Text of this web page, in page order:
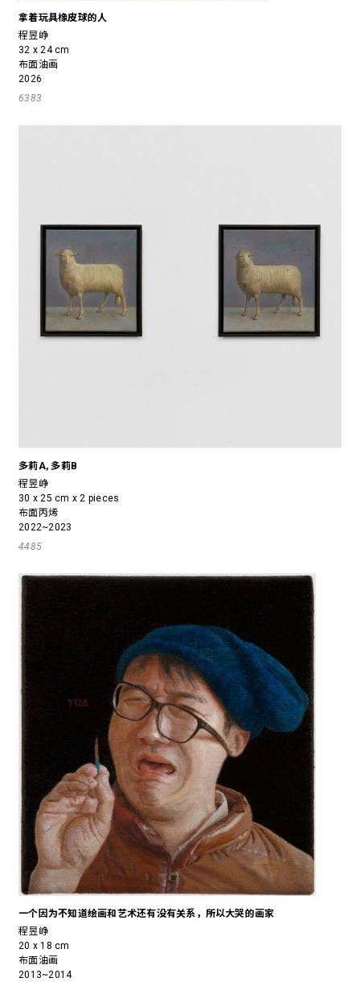
拿着玩具橡皮球的人
程昱峥
32 x 24 cm
布面油画
2026
6383
多莉A, 多莉B
程昱峥
30 x 25 cm x 2 pieces
布面丙烯
2022~2023
4485
一个因为不知道绘画和艺术还有没有关系，所以大哭的画家
程昱峥
20 x 18 cm
布面油画
2013~2014